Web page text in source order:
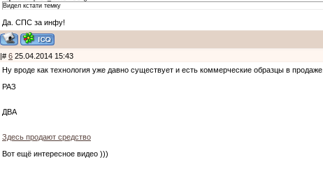
Видел кстати темку
Да. СПС за инфу!
|# 6 25.04.2014 15:43
Ну вроде как технология уже давно существует и есть коммерческие образцы в продаже.
РАЗ
ДВА
Здесь продают средство
Вот ещё интересное видео )))